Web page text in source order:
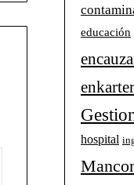
educación
hospital